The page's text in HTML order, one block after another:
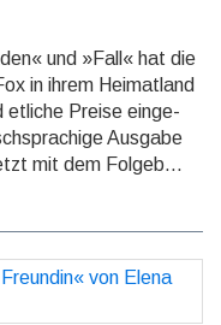
und »Fall« hat die
in ihrem Heimat­land
etliche Preise einge­
Ausgabe
mit dem Folge­b...